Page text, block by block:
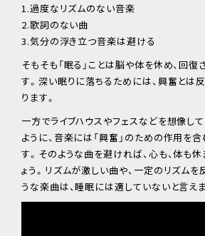
1.過度なリズムのない音楽
2.歌詞のない曲
3.気分の浮き立つ音楽は避ける
そもそも「眠る」ことは脳や体を休め、回
す。深い眠りに落ちるためには、興奮とは
ります。
一方でライブハウスやフェスなどを想像し
ように、音楽には「興奮」のための作用を
す。そのような曲を避ければ、心も、体も
ょう。リズムが激しい曲や、一定のリズム
うな楽曲は、睡眠には適していないと言えま